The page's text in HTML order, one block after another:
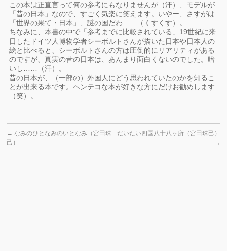
この本は正直言って何の参考にもなりませんが（汗）、モデルが
「昔の日本」なので、すごく気楽に笑えます。いやー、さすがは
「世界の果て・日本」、謎の国だわ……（くすくす）。
ちなみに、本書の中で「参考までに比較されている」19世紀に来
日したドイツ人博物学者シーボルトさんが描いた日本や日本人の
絵と比べると、シーボルトさんの方は圧倒的にリアリティがある
のですが、真実の昔の日本は、あんまり面白くないのでした。暗
いし……（汗）。
昔の日本が、（一部の）外国人にどう思われていたのかを知るこ
とが出来る本です。ヘンテコな本が好きな方にだけお勧めします
（笑）。
← なみのひとなみのいとなみ（宮田珠
己）
だいたい四国八十八ヶ所（宮田珠己）
→